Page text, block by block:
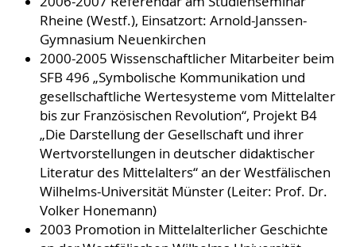
Rheine (Westf.), Einsatzort: Arnold-Janssen-
Gymnasium Neuenkirchen
2000-2005 Wissenschaftlicher Mitarbeiter beim
SFB 496 „Symbolische Kommunikation und
gesellschaftliche Wertesysteme vom Mittelalter
bis zur Französischen Revolution“, Projekt B4
„Die Darstellung der Gesellschaft und ihrer
Wertvorstellungen in deutscher didaktischer
Literatur des Mittelalters“ an der Westfälischen
Wilhelms-Universität Münster (Leiter: Prof. Dr.
Volker Honemann)
2003 Promotion in Mittelalterlicher Geschichte